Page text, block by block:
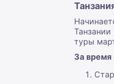
туры
За время